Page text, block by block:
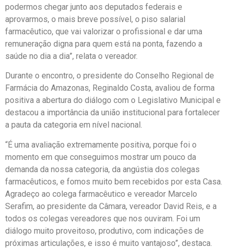
podermos chegar junto aos deputados federais e
aprovarmos, o mais breve possível, o piso salarial
farmacêutico, que vai valorizar o profissional e dar uma
remuneração digna para quem está na ponta, fazendo a
saúde no dia a dia”, relata o vereador.
Durante o encontro, o presidente do Conselho Regional de
Farmácia do Amazonas, Reginaldo Costa, avaliou de forma
positiva a abertura do diálogo com o Legislativo Municipal e
destacou a importância da união institucional para fortalecer
a pauta da categoria em nível nacional.
“É uma avaliação extremamente positiva, porque foi o
momento em que conseguimos mostrar um pouco da
demanda da nossa categoria, da angústia dos colegas
farmacêuticos, e fomos muito bem recebidos por esta Casa.
Agradeço ao colega farmacêutico e vereador Marcelo
Serafim, ao presidente da Câmara, vereador David Reis, e a
todos os colegas vereadores que nos ouviram. Foi um
diálogo muito proveitoso, produtivo, com indicações de
próximas articulações, e isso é muito vantajoso”, destaca.